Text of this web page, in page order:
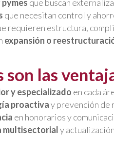
pymes que buscan
que necesitan control y
requieren estructura,
expansión o
son las
y especializado en cada
proactivay prevención de
en honorarios y
multisectorialy